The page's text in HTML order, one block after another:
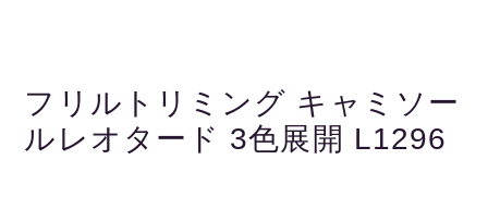
フリルトリミング キャミソー
ルレオタード 3色展開 L1296